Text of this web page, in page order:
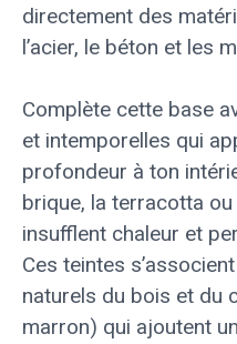
directement des
l’acier, le béton et les
Complète cette base
et intemporelles qui
profondeur à ton
brique, la terracotta
insufflent chaleur et
Ces teintes
naturels du bois et du
marron) qui ajoutent